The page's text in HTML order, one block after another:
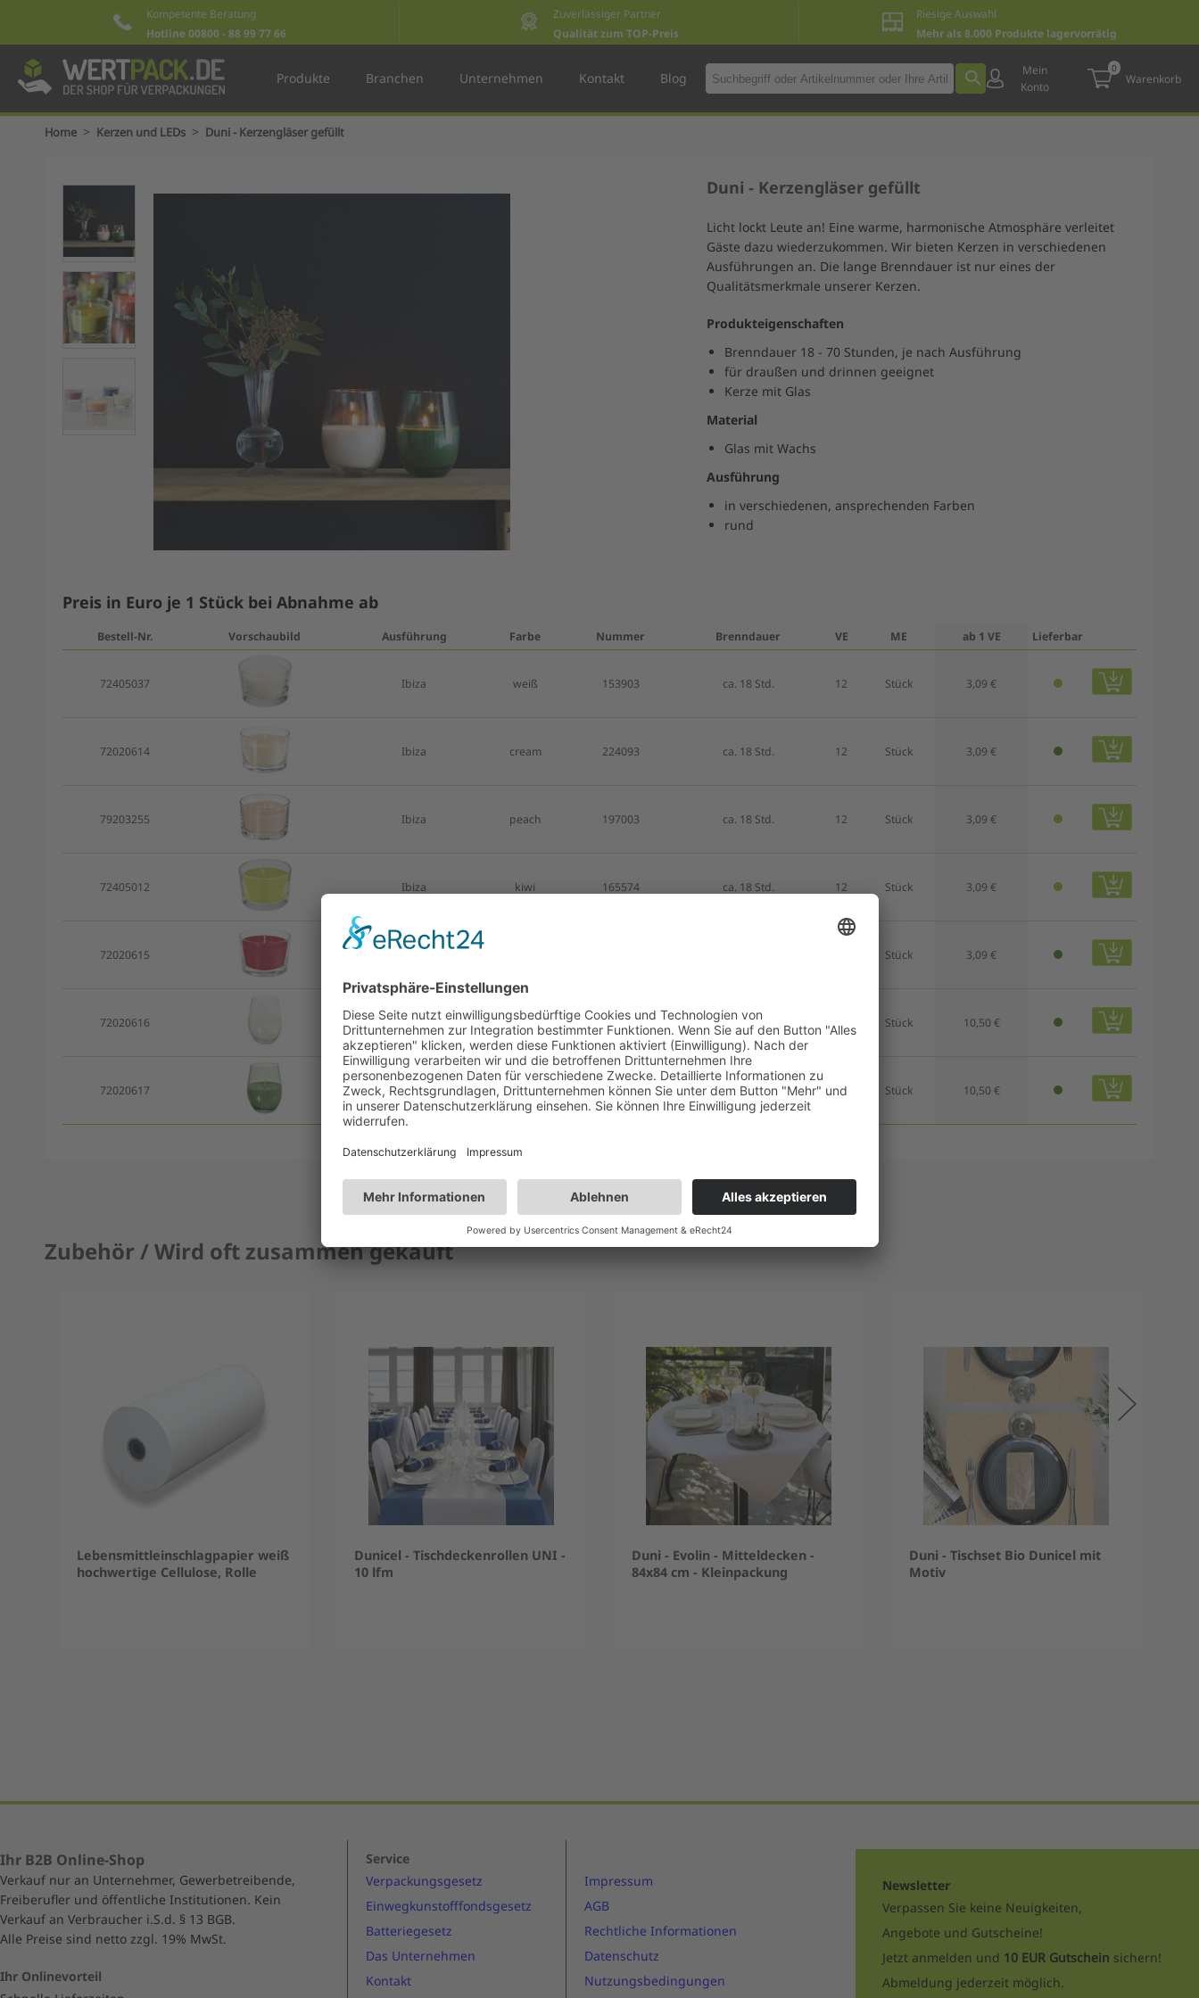
Kompetente Beratung
Hotline 00800 - 88 99 77 66
Zuverlässiger Partner
Qualität zum TOP-Preis
Riesige Auswahl
Mehr als 8.000 Produkte lagervorrätig
Produkte Branchen Unternehmen Kontakt Blog
Mein
Konto
0
Warenkorb
Home > Kerzen und LEDs > Duni - Kerzengläser gefüllt
Duni - Kerzengläser gefüllt
Licht lockt Leute an! Eine warme, harmonische Atmosphäre verleitet
Gäste dazu wiederzukommen. Wir bieten Kerzen in verschiedenen
Ausführungen an. Die lange Brenndauer ist nur eines der
Qualitätsmerkmale unserer Kerzen.
Produkteigenschaften
Brenndauer 18 - 70 Stunden, je nach Ausführung
für draußen und drinnen geeignet
Kerze mit Glas
Material
Glas mit Wachs
Ausführung
in verschiedenen, ansprechenden Farben
rund
Preis in Euro je 1 Stück bei Abnahme ab
Bestell-Nr. Vorschaubild Ausführung Farbe Nummer Brenndauer VE ME ab 1 VE Lieferbar
72405037 Ibiza weiß 153903 ca. 18 Std. 12 Stück 3,09 €
72020614 Ibiza cream 224093 ca. 18 Std. 12 Stück 3,09 €
79203255 Ibiza peach 197003 ca. 18 Std. 12 Stück 3,09 €
72405012 Ibiza kiwi 165574 ca. 18 Std. 12 Stück 3,09 €
72020615 Stück 3,09 €
72020616 Ritz weiß 206440 ca. 55 Std. 6 Stück 10,50 €
72020617 Ritz grün 206438 ca. 55 Std. 6 Stück 10,50 €
Zubehör / Wird oft zusammen gekauft
Lebensmittleinschlagpapier weiß
hochwertige Cellulose, Rolle
Dunicel - Tischdeckenrollen UNI -
10 lfm
Duni - Evolin - Mitteldecken -
84x84 cm - Kleinpackung
Duni - Tischset Bio Dunicel mit
Motiv
Ihr B2B Online-Shop
Verkauf nur an Unternehmer, Gewerbetreibende,
Freiberufler und öffentliche Institutionen. Kein
Verkauf an Verbraucher i.S.d. § 13 BGB.
Alle Preise sind netto zzgl. 19% MwSt.
Ihr Onlinevorteil
Service
Verpackungsgesetz
Einwegkunstofffondsgesetz
Batteriegesetz
Das Unternehmen
Kontakt
Impressum
AGB
Rechtliche Informationen
Datenschutz
Nutzungsbedingungen
Newsletter
Verpassen Sie keine Neuigkeiten,
Angebote und Gutscheine!
Jetzt anmelden und 10 EUR Gutschein sichern!
Abmeldung jederzeit möglich.